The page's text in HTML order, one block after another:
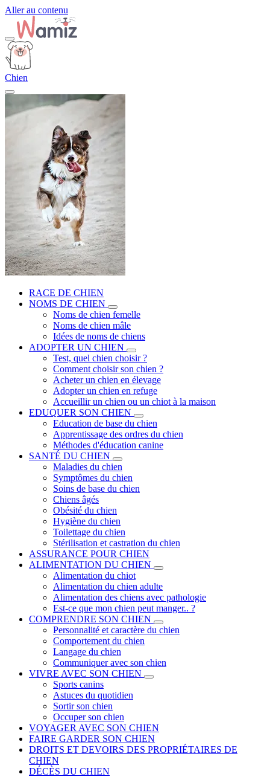
Aller au contenu
Chien
RACE DE CHIEN
NOMS DE CHIEN
Noms de chien femelle
Noms de chien mâle
Idées de noms de chiens
ADOPTER UN CHIEN
Test, quel chien choisir ?
Comment choisir son chien ?
Acheter un chien en élevage
Adopter un chien en refuge
Accueillir un chien ou un chiot à la maison
EDUQUER SON CHIEN
Education de base du chien
Apprentissage des ordres du chien
Méthodes d'éducation canine
SANTÉ DU CHIEN
Maladies du chien
Symptômes du chien
Soins de base du chien
Chiens âgés
Obésité du chien
Hygiène du chien
Toilettage du chien
Stérilisation et castration du chien
ASSURANCE POUR CHIEN
ALIMENTATION DU CHIEN
Alimentation du chiot
Alimentation du chien adulte
Alimentation des chiens avec pathologie
Est-ce que mon chien peut manger.. ?
COMPRENDRE SON CHIEN
Personnalité et caractère du chien
Comportement du chien
Langage du chien
Communiquer avec son chien
VIVRE AVEC SON CHIEN
Sports canins
Astuces du quotidien
Sortir son chien
Occuper son chien
VOYAGER AVEC SON CHIEN
FAIRE GARDER SON CHIEN
DROITS ET DEVOIRS DES PROPRIÉTAIRES DE
CHIEN
DÉCÈS DU CHIEN